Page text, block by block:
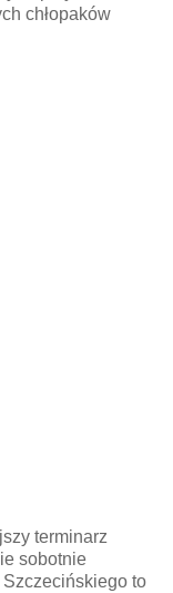
chłopaków
terminarz
sobotnie
to